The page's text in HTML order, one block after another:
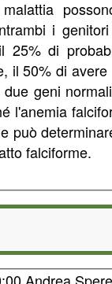
i
25% di
il 50% di
geni
l'anemia
può
falciforme.